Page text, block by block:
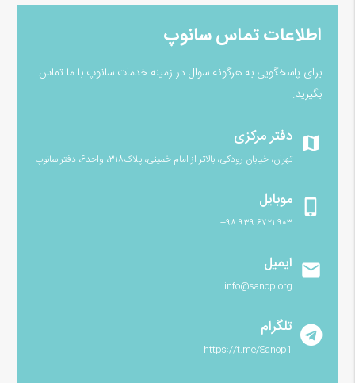
اطلاعات تماس سانوپ
برای پاسخگویی به هرگونه سوال در زمینه خدمات سانوپ با ما تماس
بگیرید.
map دفتر مرکزی
تهران، خیابان رودکی، بالاتر از امام خمینی، پلاک۳۱۸، واحد۶، دفتر سانوپ
phone_iphone موبایل
۹۰۳ ۶۷۲۱ ۹۳۹ ۹۸+
email ایمیل
info@sanop.org
تلگرام
https://t.me/Sanop1